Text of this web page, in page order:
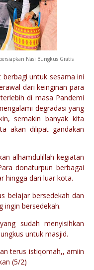
Nasi Bungkus Gratis
untuk sesama ini
dari keinginan para
di masa Pandemi
degradasi yang
semakin banyak kita
akan dilipat gandakan
alhamdulillah kegiatan
donaturpun berbagai
hingga dari luar kota.
belajar bersedekah dan
ingin bersedekah.
sudah menyisihkan
untuk masjid.
terus istiqomah,, amiin
(5/2)